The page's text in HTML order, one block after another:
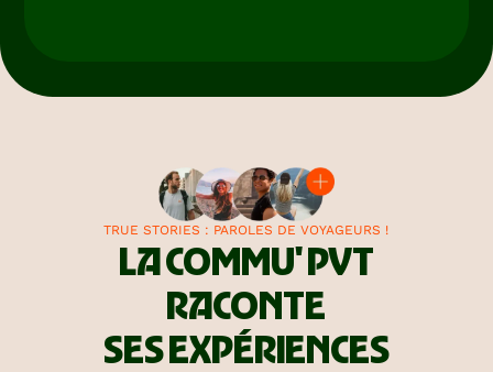
TRUE STORIES : PAROLES DE VOYAGEURS !
LA COMMU' PVT
RACONTE
SES EXPÉRIENCES